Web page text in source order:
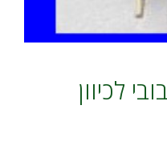
לכיוון